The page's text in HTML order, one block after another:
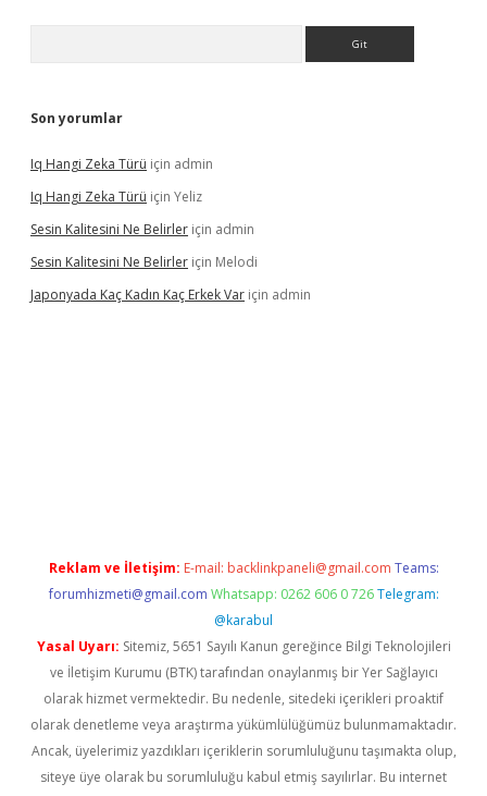
Son yorumlar
Iq Hangi Zeka Türü için admin
Iq Hangi Zeka Türü için Yeliz
Sesin Kalitesini Ne Belirler için admin
Sesin Kalitesini Ne Belirler için Melodi
Japonyada Kaç Kadın Kaç Erkek Var için admin
Reklam ve İletişim: E-mail: backlinkpaneli@gmail.com Teams:
forumhizmeti@gmail.com Whatsapp: 0262 606 0 726 Telegram:
@karabul
Yasal Uyarı: Sitemiz, 5651 Sayılı Kanun gereğince Bilgi Teknolojileri
ve İletişim Kurumu (BTK) tarafından onaylanmış bir Yer Sağlayıcı
olarak hizmet vermektedir. Bu nedenle, sitedeki içerikleri proaktif
olarak denetleme veya araştırma yükümlülüğümüz bulunmamaktadır.
Ancak, üyelerimiz yazdıkları içeriklerin sorumluluğunu taşımakta olup,
siteye üye olarak bu sorumluluğu kabul etmiş sayılırlar. Bu internet